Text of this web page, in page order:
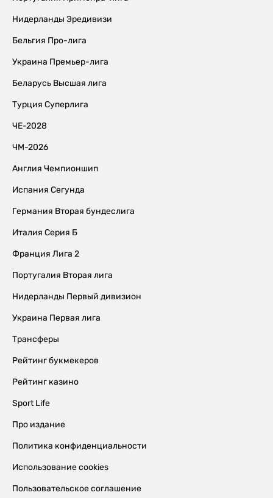
Нидерланды Эредивизи
Бельгия Про-лига
Украина Премьер-лига
Беларусь Высшая лига
Турция Суперлига
ЧЕ-2028
ЧМ-2026
Англия Чемпионшип
Испания Сегунда
Германия Вторая бундеслига
Италия Серия Б
Франция Лига 2
Португалия Вторая лига
Нидерланды Первый дивизион
Украина Первая лига
Трансферы
Рейтинг букмекеров
Рейтинг казино
Sport Life
Про издание
Политика конфиденциальности
Использование cookies
Пользовательское соглашение